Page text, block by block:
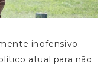
inofensivo.
atual para não